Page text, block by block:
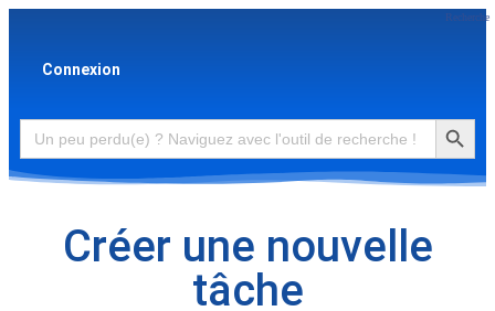
Recherche
Connexion
Search
for:
Search Button
Créer une nouvelle
tâche